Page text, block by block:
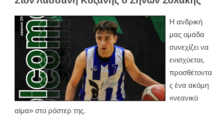
Η ανδρική
μας ομάδα
συνεχίζει να
ενισχύεται,
προσθέτοντα
ς ένα ακόμη
«νεανικό
αίμα» στο ρόστερ της.